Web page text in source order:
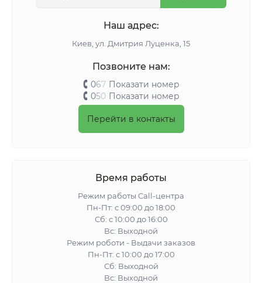
Наш адрес:
Киeв, ул. Дмитрия Луценка, 15
Позвоните нам:
067 Показати номер
050 Показати номер
Перейти в контакты
Время работы
Режим работы Call-центра
Пн-Пт: с 09:00 до 18:00
Сб: с 10:00 до 16:00
Вс: Выходной
Режим роботи - Выдачи заказов
Пн-Пт: с 10:00 до 17:00
Сб: Выходной
Вс: Выходной